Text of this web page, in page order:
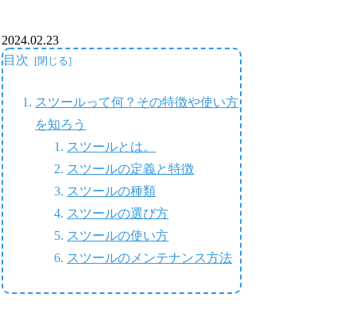
2024.02.23
目次
スツールって何？その特徴や使い方
を知ろう
スツールとは。
スツールの定義と特徴
スツールの種類
スツールの選び方
スツールの使い方
スツールのメンテナンス方法